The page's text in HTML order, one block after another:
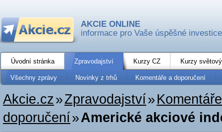
AKCIE ONLINE
informace pro Vaše úspěšné investice
Úvodní stránka Zpravodajství Kurzy CZ Kurzy
Všechny zprávy Novinky z trhů Komentáře a doporučení
Akcie.cz»Zpravodajství»
doporučení»Americké akciové